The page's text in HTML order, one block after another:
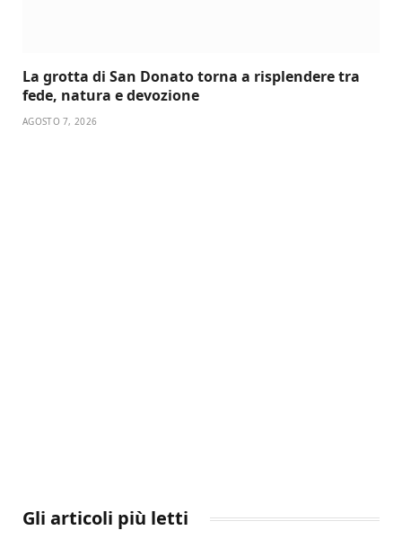
La grotta di San Donato torna a risplendere tra
fede, natura e devozione
AGOSTO 7, 2026
Gli articoli più letti